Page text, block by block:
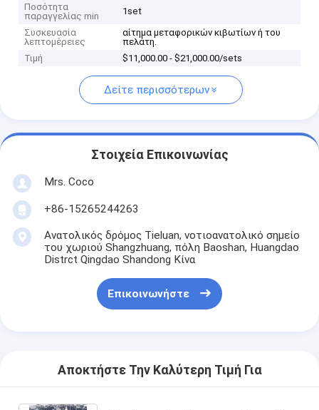
Ποσότητα
παραγγελίας min
1set
Συσκευασία
λεπτομέρειες
αίτημα μεταφορικών κιβωτίων ή του
πελάτη.
Τιμή
$11,000.00 - $21,000.00/sets
Δείτε περισσότερων
Στοιχεία Επικοινωνίας
Mrs. Coco
+86-15265244263
Ανατολικός δρόμος Tieluan, νοτιοανατολικό σημείο
του χωριού Shangzhuang, πόλη Baoshan, Huangdao
Distrct Qingdao Shandong Κίνα
Επικοινωνήστε
Αποκτήστε Την Καλύτερη Τιμή Για